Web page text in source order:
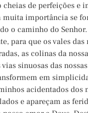
cheias de perfeições e
muita importância se
o caminho do
para que os vales das
as colinas da
sinuosas das nossas
em
acidentados dos
e apareçam as